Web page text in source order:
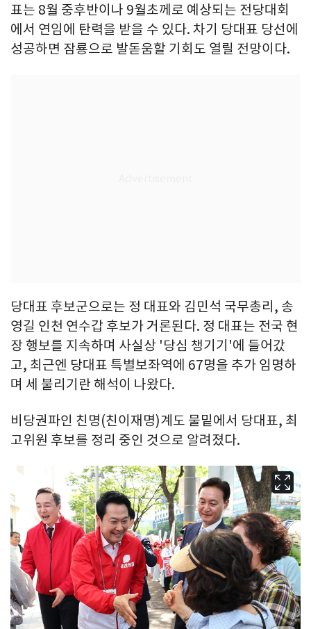
표는 8월 중후반이나 9월초께로 예상되는 전당대회
에서 연임에 탄력을 받을 수 있다. 차기 당대표 당선에
성공하면 잠룡으로 발돋움할 기회도 열릴 전망이다.
당대표 후보군으로는 정 대표와 김민석 국무총리, 송
영길 인천 연수갑 후보가 거론된다. 정 대표는 전국 현
장 행보를 지속하며 사실상 '당심 챙기기'에 들어갔
고, 최근엔 당대표 특별보좌역에 67명을 추가 임명하
며 세 불리기란 해석이 나왔다.
비당권파인 친명(친이재명)계도 물밑에서 당대표, 최
고위원 후보를 정리 중인 것으로 알려졌다.